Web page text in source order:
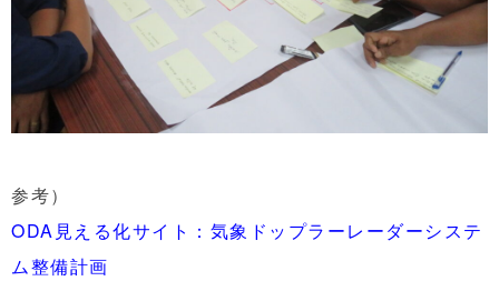
参考）
ODA見える化サイト：気象ドップラーレーダーシステ
ム整備計画